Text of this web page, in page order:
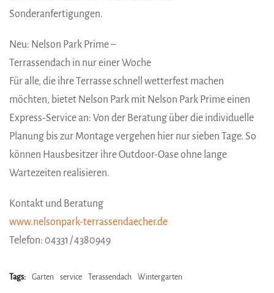
Sonderanfertigungen.
Neu: Nelson Park Prime –
Terrassendach in nur einer Woche
Für alle, die ihre Terrasse schnell wetterfest machen
möchten, bietet Nelson Park mit Nelson Park Prime einen
Express-Service an: Von der Beratung über die individuelle
Planung bis zur Montage vergehen hier nur sieben Tage. So
können Hausbesitzer ihre Outdoor-Oase ohne lange
Wartezeiten realisieren.
Kontakt und Beratung
www.nelsonpark-terrassendaecher.de
Telefon: 04331 / 4380949
Tags: Garten service Terassendach Wintergarten